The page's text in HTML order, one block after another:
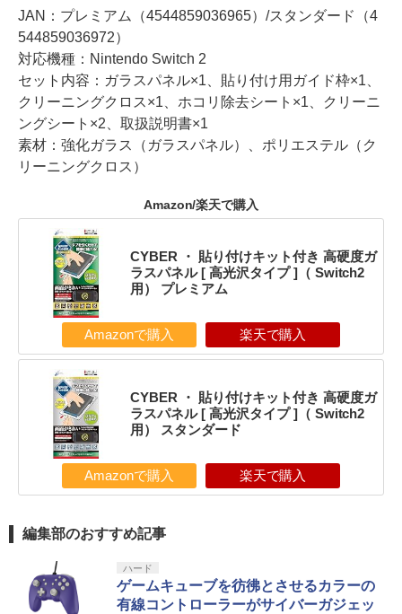
JAN：プレミアム（4544859036965）/スタンダード（4
544859036972）
対応機種：Nintendo Switch 2
セット内容：ガラスパネル×1、貼り付け用ガイド枠×1、
クリーニングクロス×1、ホコリ除去シート×1、クリーニ
ングシート×2、取扱説明書×1
素材：強化ガラス（ガラスパネル）、ポリエステル（ク
リーニングクロス）
Amazon/楽天で購入
CYBER ・ 貼り付けキット付き 高硬度ガ
ラスパネル [ 高光沢タイプ ]（ Switch2
用） プレミアム
Amazonで購入 楽天で購入
CYBER ・ 貼り付けキット付き 高硬度ガ
ラスパネル [ 高光沢タイプ ]（ Switch2
用） スタンダード
Amazonで購入 楽天で購入
編集部のおすすめ記事
ハード
ゲームキューブを彷彿とさせるカラーの
有線コントローラーがサイバーガジェッ